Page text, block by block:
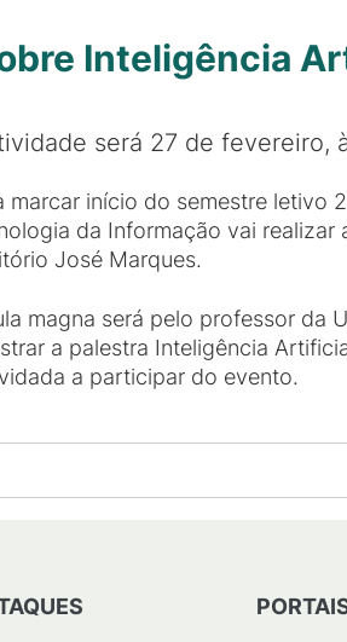
Inteligência
será 27 de fevereiro,
marcar início do semestre letivo
da Informação vai realizar
José Marques.
magna será pelo professor da
a palestra Inteligência
a participar do evento.